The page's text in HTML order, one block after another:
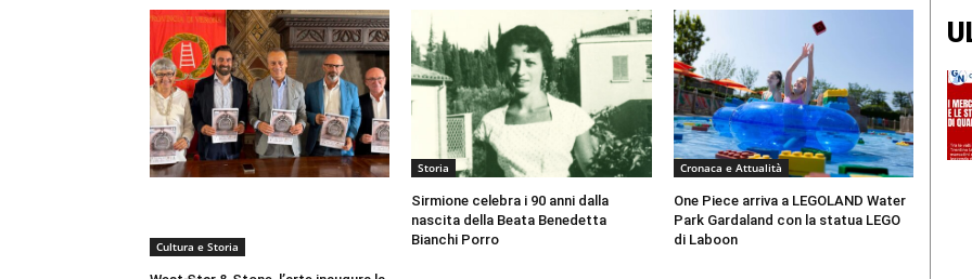
Cultura e Storia
Storia
Sirmione celebra i 90 anni dalla
nascita della Beata Benedetta
Bianchi Porro
Cronaca e Attualità
One Piece arriva a LEGOLAND Water
Park Gardaland con la statua LEGO
di Laboon